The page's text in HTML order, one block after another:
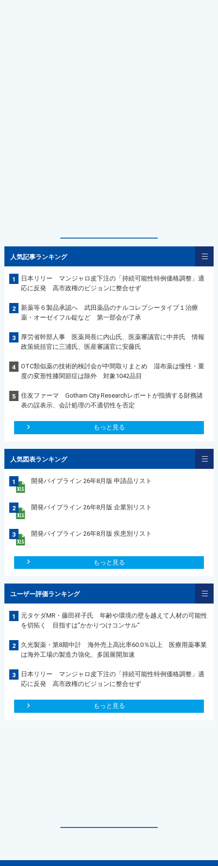
人気記事ランキング
1
日本リリー マンジャロ皮下注の「持続可能性特例価格調整」適
応に反発 高市政権のビジョンに整合せず
2
新薬等６製品承認へ 武田薬品のナルコレプシータイプ１治療
薬・オーゼイフル錠など 第一部会が了承
3
厚労省幹部人事 医薬局長に内山氏、医薬審議官に中井氏 情報
政策統括官に三浦氏、医産審議官に安藤氏
4
OTC類似薬の技術的検討会が中間取りまとめ 湿布薬は慢性・重
度の変形性膝関節症は除外 対象1042品目
5
住友ファーマ Gotham City Researchレポートが指摘する財務諸
表の誤表示、会計処理の不適切性を否定
もっと見る
人気図表ランキング
1 開発パイプライン 26年8月版 申請品リスト
2 開発パイプライン 26年8月版 企業別リスト
3 開発パイプライン 26年8月版 疾患別リスト
もっと見る
ユーザー評価ランキング
1
元タケダMR・藤田祥子氏 年齢や環境の壁を越えて人材の可能性
を切拓く 目指すは”かかりつけコンサル“
2
久光製薬・第8期中計 海外売上高比率60.0％以上 医療用薬事業
は海外工場の製造力強化、多国展開加速
3
日本リリー マンジャロ皮下注の「持続可能性特例価格調整」適
応に反発 高市政権のビジョンに整合せず
もっと見る